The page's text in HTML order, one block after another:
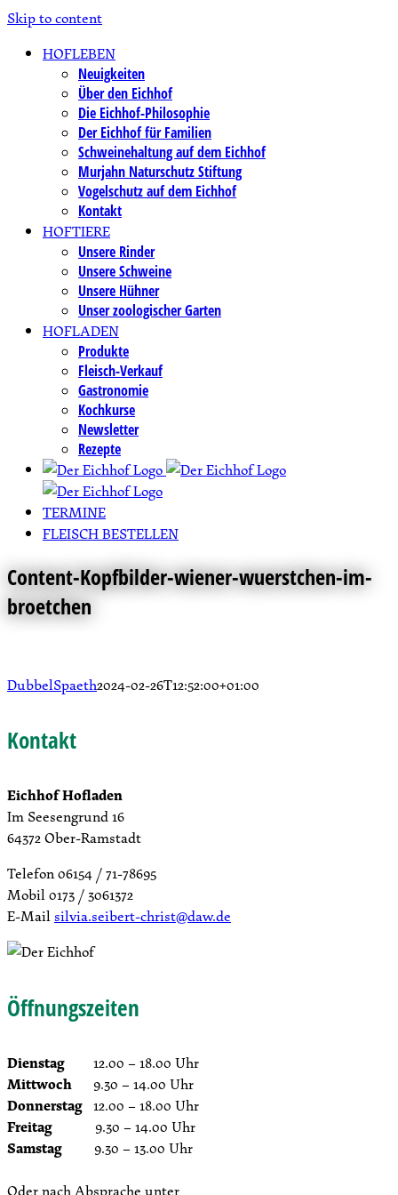
Skip to content
HOFLEBEN
Neuigkeiten
Über den Eichhof
Die Eichhof-Philosophie
Der Eichhof für Familien
Schweinehaltung auf dem Eichhof
Murjahn Naturschutz Stiftung
Vogelschutz auf dem Eichhof
Kontakt
HOFTIERE
Unsere Rinder
Unsere Schweine
Unsere Hühner
Unser zoologischer Garten
HOFLADEN
Produkte
Fleisch-Verkauf
Gastronomie
Kochkurse
Newsletter
Rezepte
TERMINE
FLEISCH BESTELLEN
Content-Kopfbilder-wiener-wuerstchen-im-
broetchen
DubbelSpaeth2024-02-26T12:52:00+01:00
Kontakt
Eichhof Hofladen
Im Seesengrund 16
64372 Ober-Ramstadt
Telefon 06154 / 71-78695
Mobil 0173 / 3061372
E-Mailsilvia.seibert-christ@daw.de
Öffnungszeiten
Dienstag 12.00 – 18.00 Uhr
Mittwoch 9.30 – 14.00 Uhr
Donnerstag 12.00 – 18.00 Uhr
Freitag 9.30 – 14.00 Uhr
Samstag 9.30 – 13.00 Uhr
Oder nach Absprache unter